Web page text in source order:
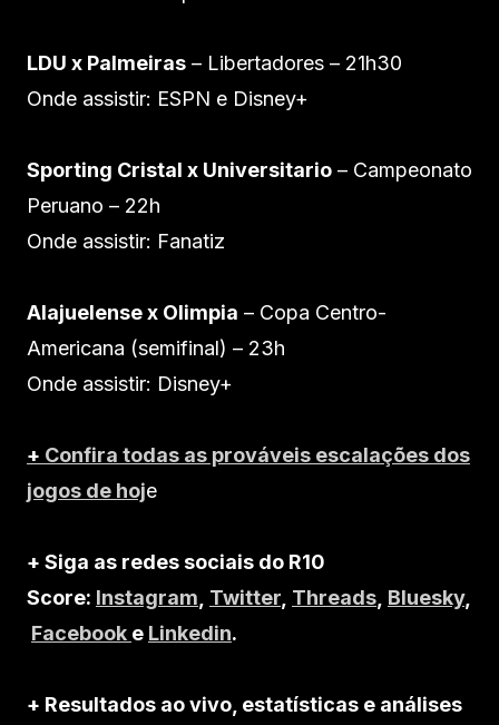
LDU x Palmeiras – Libertadores – 21h30
Onde assistir: ESPN e Disney+
Sporting Cristal x Universitario – Campeonato
Peruano – 22h
Onde assistir: Fanatiz
Alajuelense x Olimpia – Copa Centro-
Americana (semifinal) – 23h
Onde assistir: Disney+
+ Confira todas as prováveis escalações dos
jogos de hoje
+ Siga as redes sociais do R10
Score: Instagram Twitter Threads Bluesky,
Facebook e Linkedin.
+ Resultados ao vivo, estatísticas e análises